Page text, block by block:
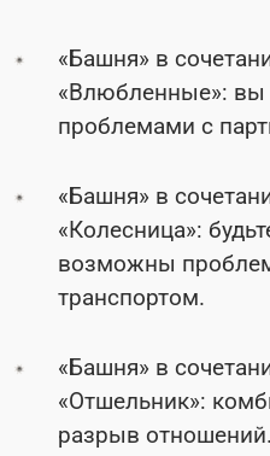
«Башня» в
«Влюбленные»: вы
проблемами с
«Башня» в
«Колесница»:
возможны
транспортом.
«Башня» в
«Отшельник»:
разрыв отношений.